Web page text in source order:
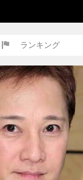
ランキング